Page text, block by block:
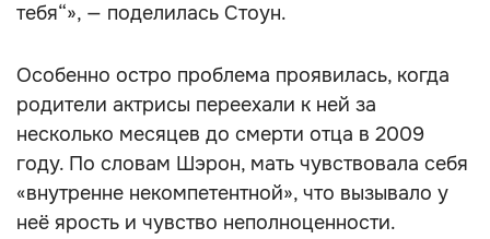
тебя“», — поделилась Стоун.
Особенно остро проблема проявилась, когда
родители актрисы переехали к ней за
несколько месяцев до смерти отца в 2009
году. По словам Шэрон, мать чувствовала себя
«внутренне некомпетентной», что вызывало у
неё ярость и чувство неполноценности.